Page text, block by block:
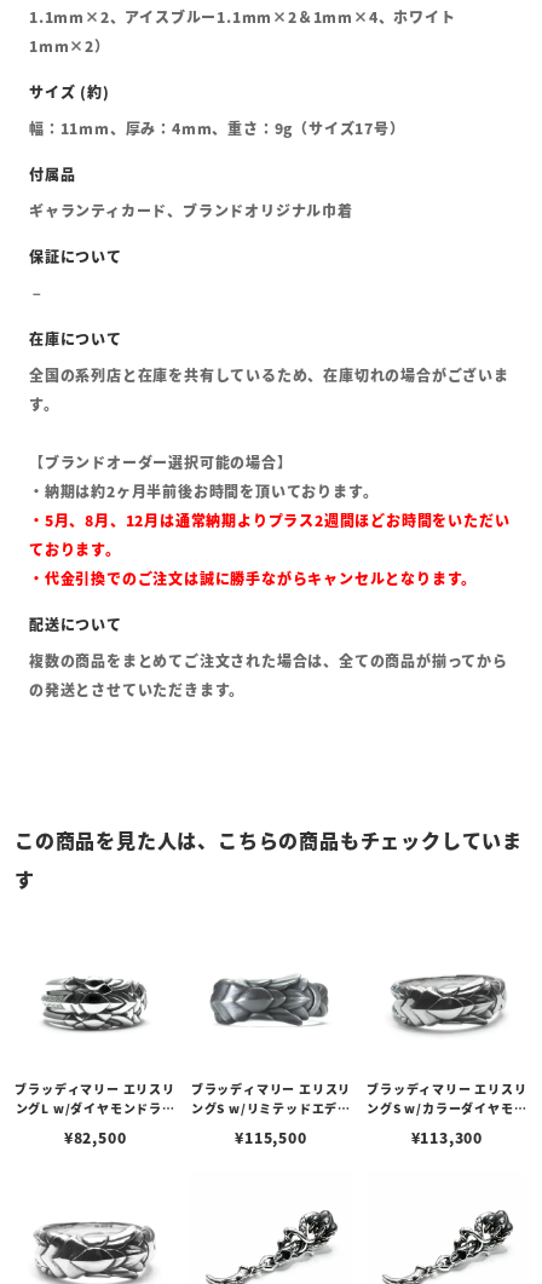
1.1mm×2、アイスブルー1.1mm×2＆1mm×4、ホワイト
1mm×2）
幅：11mm、厚み：4mm、重さ：9g（サイズ17号）
ギャランティカード、ブランドオリジナル巾着
全国の系列店と在庫を共有しているため、在庫切れの場合がございま
す。
【ブランドオーダー選択可能の場合】
・納期は約2ヶ月半前後お時間を頂いております。
・5月、8月、12月は通常納期よりプラス2週間ほどお時間をいただい
ております。
・代金引換でのご注文は誠に勝手ながらキャンセルとなります。
複数の商品をまとめてご注文された場合は、全ての商品が揃ってから
の発送とさせていただきます。
この商品を見た人は、こちらの商品もチェックしていま
す
ブラッディマリー エリスリ
ングL w/ダイヤモンドライ
¥82,500
ブラッディマリー エリスリ
ングS w/リミテッドエディ
ドラインパヴェ
¥115,500
ブラッディマリー エリスリ
ングS w/カラーダイヤモン
¥113,300